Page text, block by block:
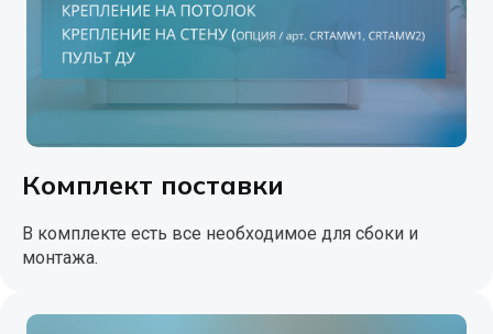
Комплект поставки
В комплекте есть все необходимое для сбоки и
монтажа.